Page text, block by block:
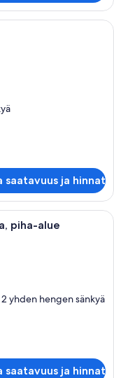
avautuu näkymä
saatavuus ja hinnat
jossa on sohva,
piha-alue
2 yhden hengen sänkyä
saatavuus ja hinnat